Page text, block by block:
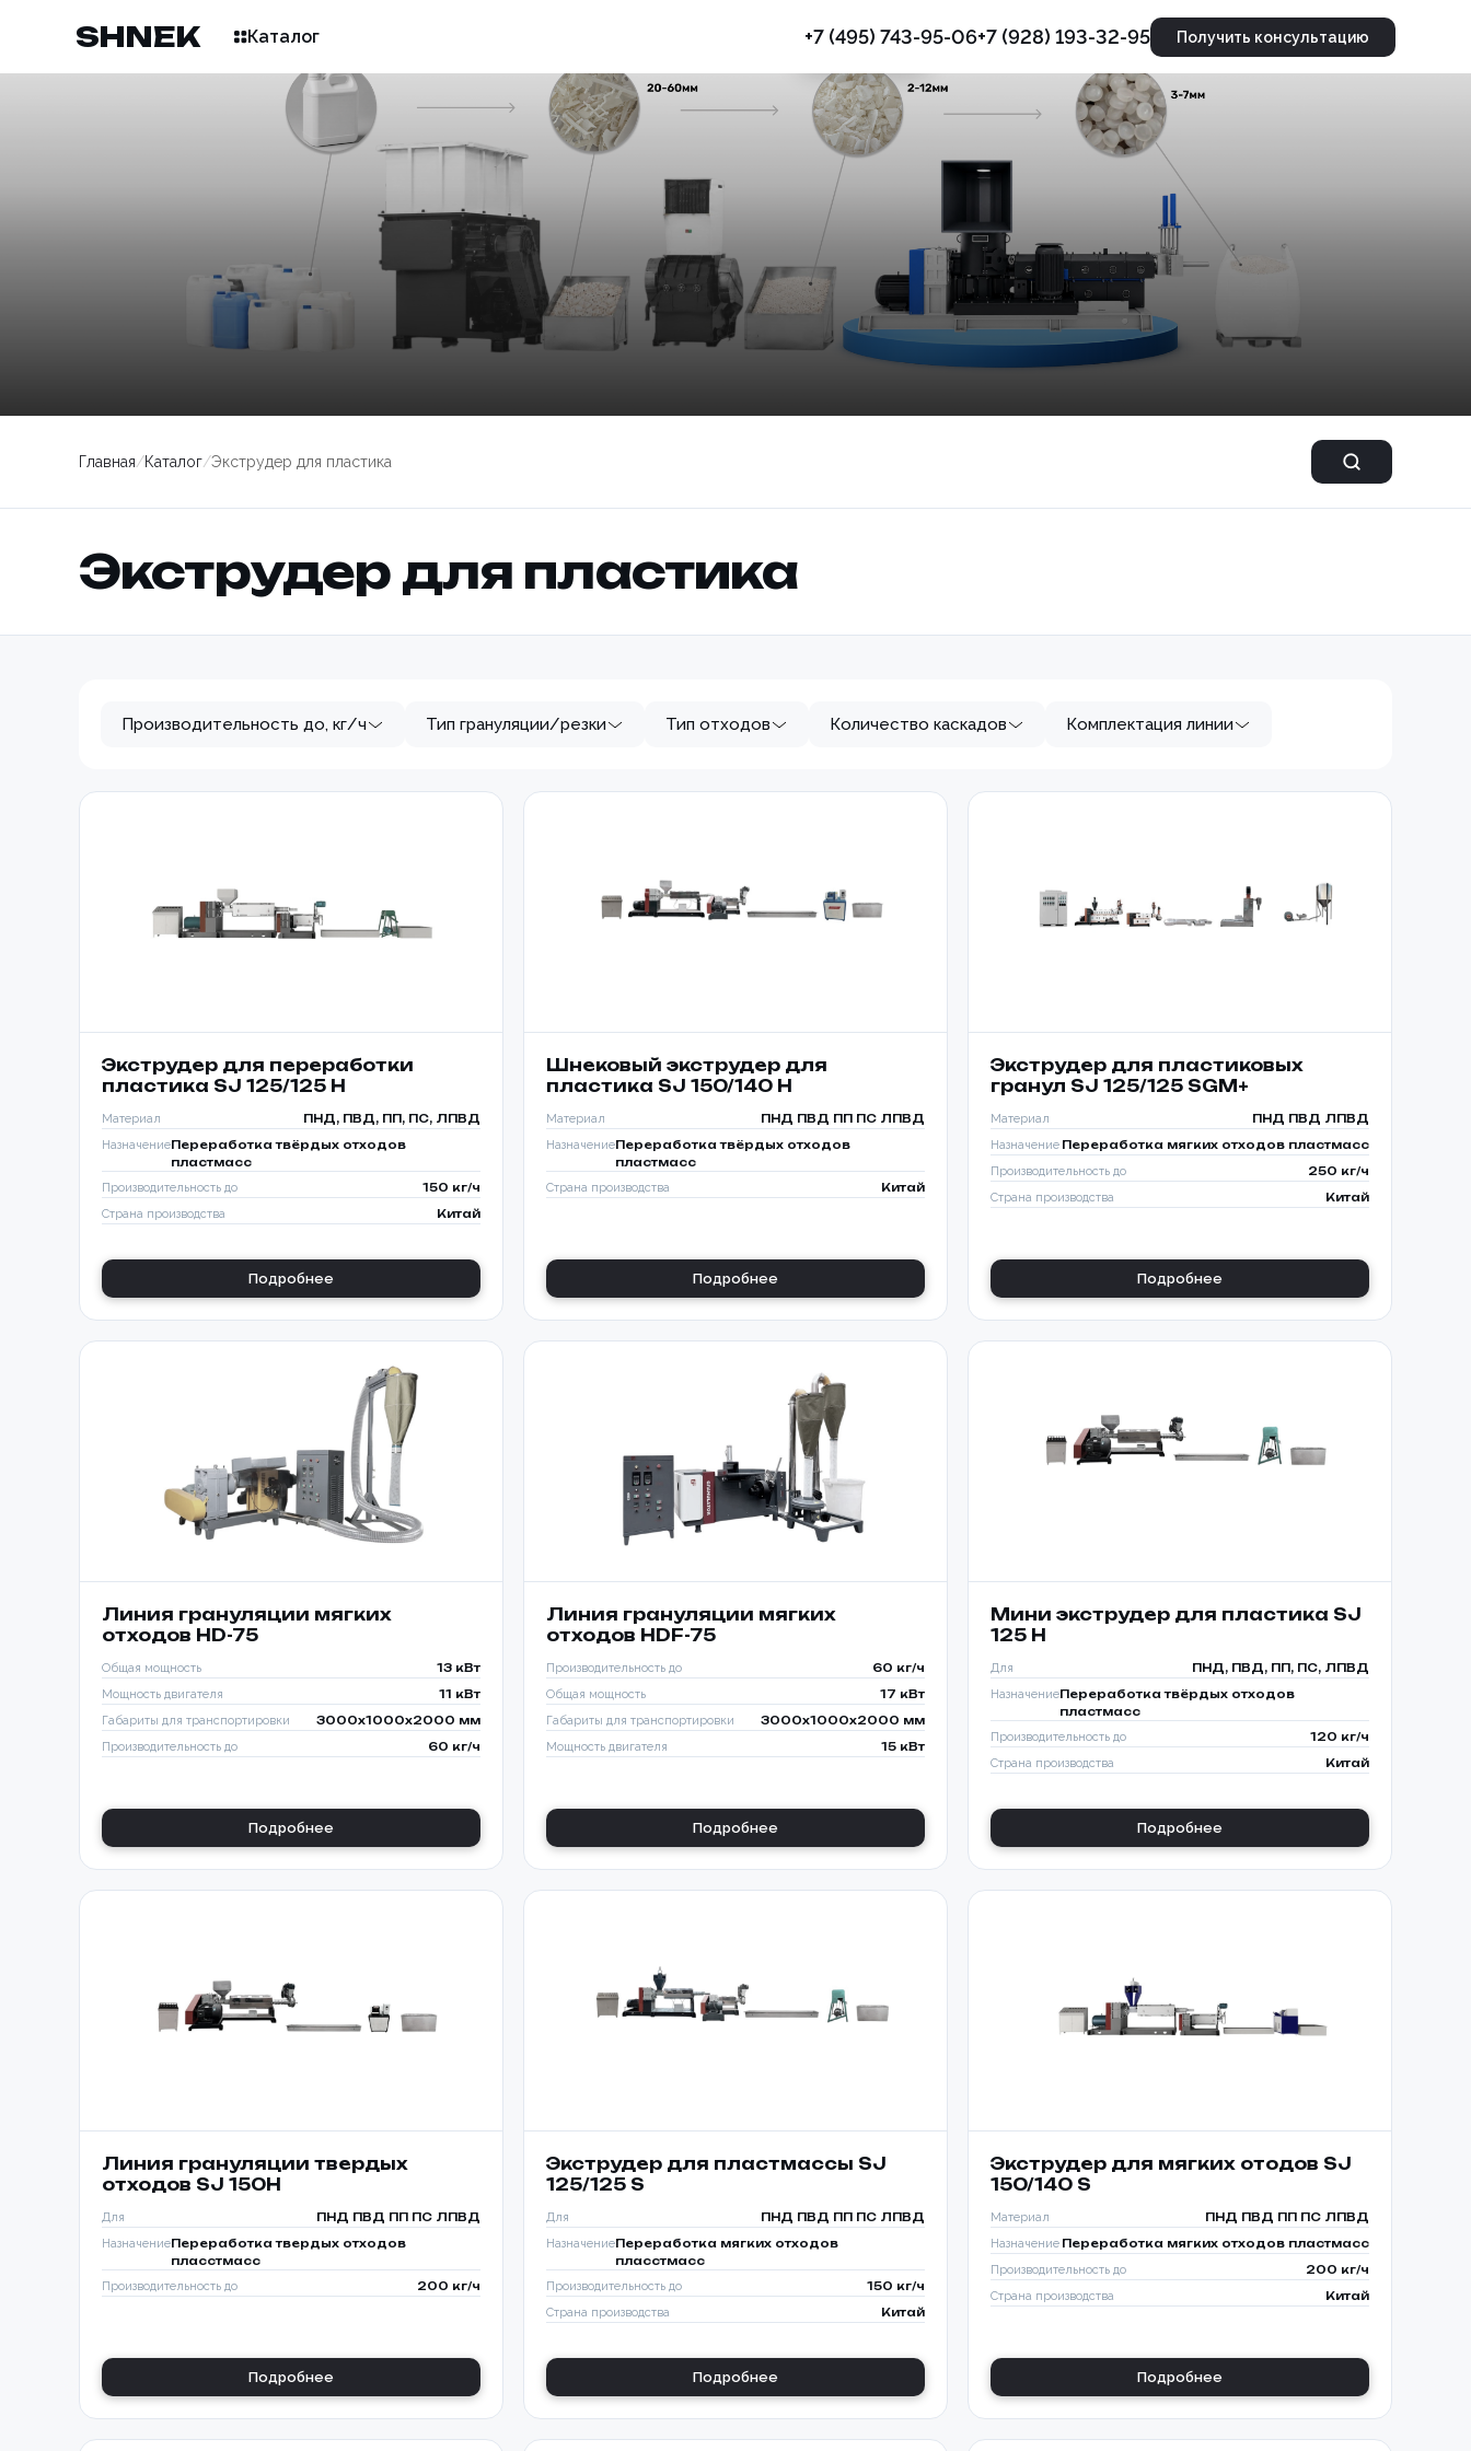
SHNEK Каталог +7 (495) 743-95-06+7 (928) 193-32-95 Получить консультацию
Грануляция
Главная/Каталог/Экструдер для пластика
Экструдер для пластика
Производительность до, кг/ч Тип грануляции/резки Тип отходов Количество каскадов Комплектация линии
Экструдер для переработки
пластика SJ 125/125 H
Материал ПНД, ПВД, ПП, ПС, ЛПВД
НазначениеПереработка твёрдых отходов
пластмасс
Производительность до 150 кг/ч
Страна производства Китай
Подробнее
Шнековый экструдер для
пластика SJ 150/140 H
Материал ПНД ПВД ПП ПС ЛПВД
НазначениеПереработка твёрдых отходов
пластмасс
Страна производства Китай
Подробнее
Экструдер для пластиковых
гранул SJ 125/125 SGM+
Материал ПНД ПВД ЛПВД
Назначение Переработка мягких отходов пластмасс
Производительность до 250 кг/ч
Страна производства Китай
Подробнее
Линия грануляции мягких
отходов HD-75
Общая мощность 13 кВт
Мощность двигателя 11 кВт
Габариты для транспортировки 3000x1000x2000 мм
Производительность до 60 кг/ч
Подробнее
Линия грануляции мягких
отходов HDF-75
Производительность до 60 кг/ч
Общая мощность 17 кВт
Габариты для транспортировки 3000x1000x2000 мм
Мощность двигателя 15 кВт
Подробнее
Мини экструдер для пластика SJ
125 H
Для ПНД, ПВД, ПП, ПС, ЛПВД
НазначениеПереработка твёрдых отходов
пластмасс
Производительность до 120 кг/ч
Страна производства Китай
Подробнее
Линия грануляции твердых
отходов SJ 150H
Для ПНД ПВД ПП ПС ЛПВД
НазначениеПереработка твердых отходов
пласстмасс
Производительность до 200 кг/ч
Подробнее
Экструдер для пластмассы SJ
125/125 S
Для ПНД ПВД ПП ПС ЛПВД
НазначениеПереработка мягких отходов
пласстмасс
Производительность до 150 кг/ч
Страна производства Китай
Подробнее
Экструдер для мягких отодов SJ
150/140 S
Материал ПНД ПВД ПП ПС ЛПВД
Назначение Переработка мягких отходов пластмасс
Производительность до 200 кг/ч
Страна производства Китай
Подробнее
Товар
Способ оплаты
Ваше имя *
Телефон *
ОПТИМИЗАЦИЯ
УПАКОВКИ С